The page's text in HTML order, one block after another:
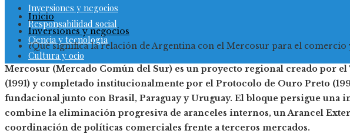
Inversiones y negocios
Responsabilidad social
Ciencia y tecnología
Cultura y ocio
Inicio
Inversiones y negocios
¿Qué significa la relación de Argentina con el Mercosur para el
Mercosur (Mercado Común del Sur) es un proyecto regional creado por el
(1991) y completado institucionalmente por el Protocolo de Ouro Preto
fundacional junto con Brasil, Paraguay y Uruguay. El bloque persigue una
combine la eliminación progresiva de aranceles internos, un Arancel
coordinación de políticas comerciales frente a terceros mercados.